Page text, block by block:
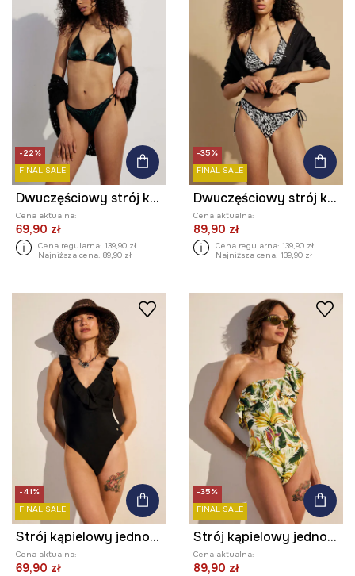
-22%
FINAL SALE
Dwuczęściowy strój kąpielowy damski z cekinami kolor multicolor
Cena aktualna:
69,90 zł
Cena regularna: 139,90 zł
Najniższa cena: 89,90 zł
-35%
FINAL SALE
Dwuczęściowy strój kąpielowy damski wzorzysty kolor multicolor
Cena aktualna:
89,90 zł
Cena regularna: 139,90 zł
Najniższa cena: 139,90 zł
-41%
FINAL SALE
Strój kąpielowy jednoczęściowy damski
Cena aktualna:
69,90 zł
-35%
FINAL SALE
Strój kąpielowy jednoczęściowy damski z motywem roślinnym
Cena aktualna:
89,90 zł